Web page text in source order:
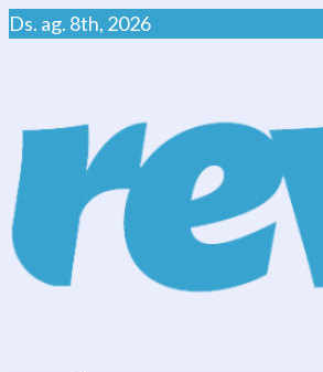
Skip
Ds. ag. 8th, 2026